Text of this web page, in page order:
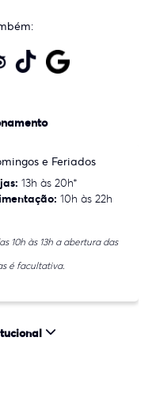
e Feriados
13h às 20h*
10h às 22h
10h às 13h a abertura das
é facultativa.